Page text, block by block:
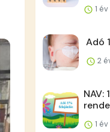
1
Adó
2
NAV:
1